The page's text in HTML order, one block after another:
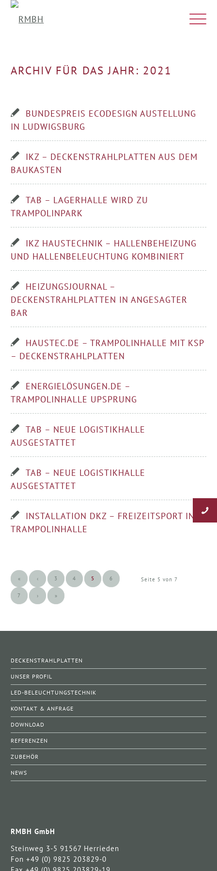
ARCHIV FÜR DAS JAHR: 2021
BUNDESPREIS ECODESIGN AUSTELLUNG
IN LUDWIGSBURG
IKZ – DECKENSTRAHLPLATTEN AUS DEM
BAUKASTEN
TAB – LAGERHALLE WIRD ZU
TRAMPOLINPARK
IKZ HAUSTECHNIK – HALLENBEHEIZUNG
UND HALLENBELEUCHTUNG KOMBINIERT
HEIZUNGSJOURNAL –
DECKENSTRAHLPLATTEN IN ANGESAGTER
BAR
HAUSTEC.DE – TRAMPOLINHALLE MIT KSP
– DECKENSTRAHLPLATTEN
ENERGIELÖSUNGEN.DE –
TRAMPOLINHALLE UPSPRUNG
TAB – NEUE LOGISTIKHALLE
AUSGESTATTET
TAB – NEUE LOGISTIKHALLE
AUSGESTATTET
INSTALLATION DKZ – FREIZEITSPORT IN
TRAMPOLINHALLE
Seite 5 von 7
« ‹ 3 4 5 6
7 › »
DECKENSTRAHLPLATTEN
UNSER PROFIL
LED-BELEUCHTUNGSTECHNIK
KONTAKT & ANFRAGE
DOWNLOAD
REFERENZEN
ZUBEHÖR
NEWS
RMBH GmbH
Steinweg 3-5 91567 Herrieden
Fon +49 (0) 9825 203829-0